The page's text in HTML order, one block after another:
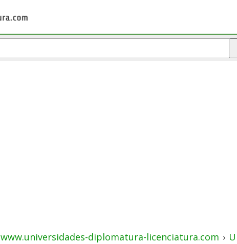
www.universidades-diplomatura-licenciatura.com ›